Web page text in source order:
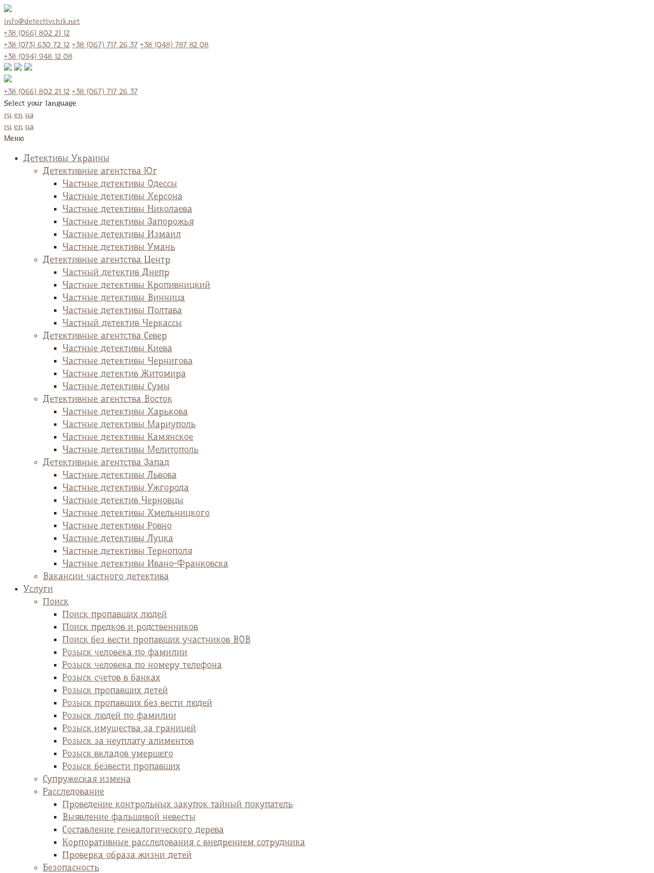
info@detectivchik.net
+38 (066) 802 21 12
+38 (073) 630 72 12 +38 (067) 717 26 37 +38 (048) 787 82 08
+38 (094) 948 12 08
+38 (066) 802 21 12 +38 (067) 717 26 37
Select your language
ru en ua
ru en ua
Меню
Детективы Украины
Детективные агентства Юг
Частные детективы Одессы
Частные детективы Херсона
Частные детективы Николаева
Частные детективы Запорожья
Частные детективы Измаил
Частные детективы Умань
Детективные агентства Центр
Частный детектив Днепр
Частные детективы Кропивницкий
Частные детективы Винница
Частные детективы Полтава
Частный детектив Черкассы
Детективные агентства Север
Частные детективы Киева
Частные детективы Чернигова
Частные детектив Житомира
Частные детективы Сумы
Детективные агентства Восток
Частные детективы Харькова
Частные детективы Мариуполь
Частные детективы Камянское
Частные детективы Мелитополь
Детективные агентства Запад
Частные детективы Львова
Частные детективы Ужгорода
Частные детектив Черновцы
Частные детективы Хмельницкого
Частные детективы Ровно
Частные детективы Луцка
Частные детективы Тернополя
Частные детективы Ивано-Франковска
Вакансии частного детектива
Услуги
Поиск
Поиск пропавших людей
Поиск предков и родственников
Поиск без вести пропавших участников ВОВ
Розыск человека по фамилии
Розыск человека по номеру телефона
Розыск счетов в банках
Розыск пропавших детей
Розыск пропавших без вести людей
Розыск людей по фамилии
Розыск имущества за границей
Розыск за неуплату алиментов
Розыск вкладов умершего
Розыск безвести пропавших
Супружеская измена
Расследование
Проведение контрольных закупок тайный покупатель
Выявление фальшивой невесты
Cоставление генеалогического дерева
Корпоративные расследования с внедрением сотрудника
Проверка образа жизни детей
Безопасность